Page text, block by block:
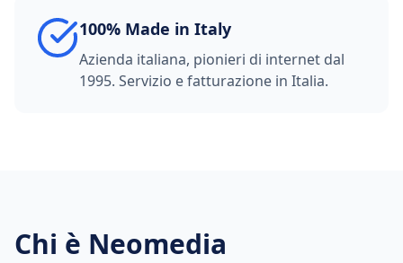
100% Made in Italy
Azienda italiana, pionieri di internet dal
1995. Servizio e fatturazione in Italia.
Chi è Neomedia